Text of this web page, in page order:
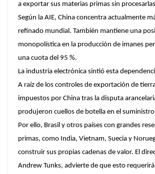
a exportar sus materias primas sin
Según la AIE, China concentra actualmente
refinado mundial. También mantiene una
monopolística en la producción de imanes
una cuota del 95 %.
La industria electrónica sintió esta
A raíz de los controles de exportación de
impuestos por China tras la disputa
produjeron cuellos de botella en el
Por ello, Brasil y otros países con grandes
primas, como India, Vietnam, Suecia y
construir sus propias cadenas de valor. El
Andrew Tunks, advierte de que esto requerirá